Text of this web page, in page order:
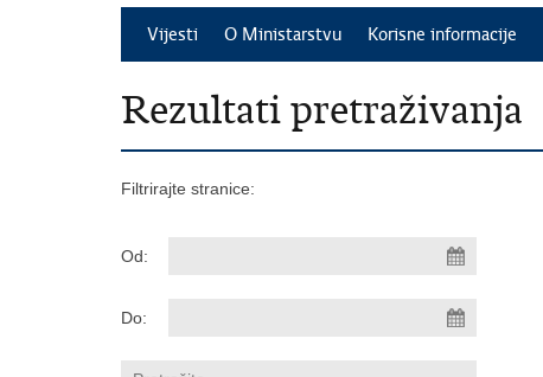
Vijesti O Ministarstvu Korisne informacije
Rezultati pretraživanja
Filtrirajte stranice:
Od:
Do: